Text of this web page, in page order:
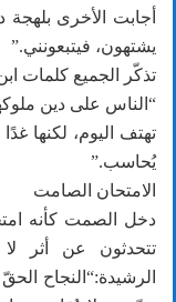
أجابت الأخرى
يشتهون، فيتبعونني.”
تذكّر الجميع كلمات
“الناس على دين
تهتف اليوم، لكنها
يُحاسب.”
الامتحان الصامت
دخل الصمت كأنه
تتحدثون عن أثر
الرشيدة:“النجاح